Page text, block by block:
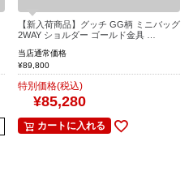
【新入荷商品】グッチ GG柄 ミニバッグ
2WAY ショルダー ゴールド金具 …
当店通常価格
¥89,800
特別価格(税込)
¥85,280
カートに入れる